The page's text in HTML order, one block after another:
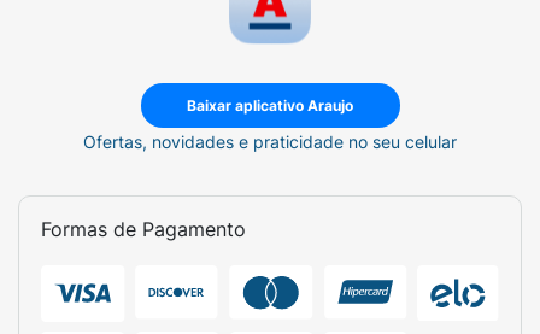
Baixar aplicativo Araujo
Ofertas, novidades e praticidade no seu celular
Formas de Pagamento